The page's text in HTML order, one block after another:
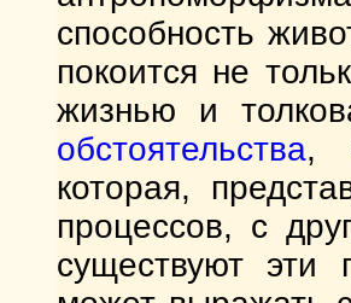
способность
покоится не
жизнью и
обстоятельства,
которая,
процессов, с
существуют